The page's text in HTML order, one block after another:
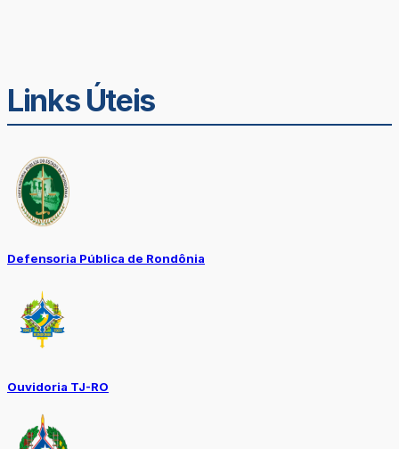
Links Úteis
Defensoria Pública de Rondônia
Ouvidoria TJ-RO